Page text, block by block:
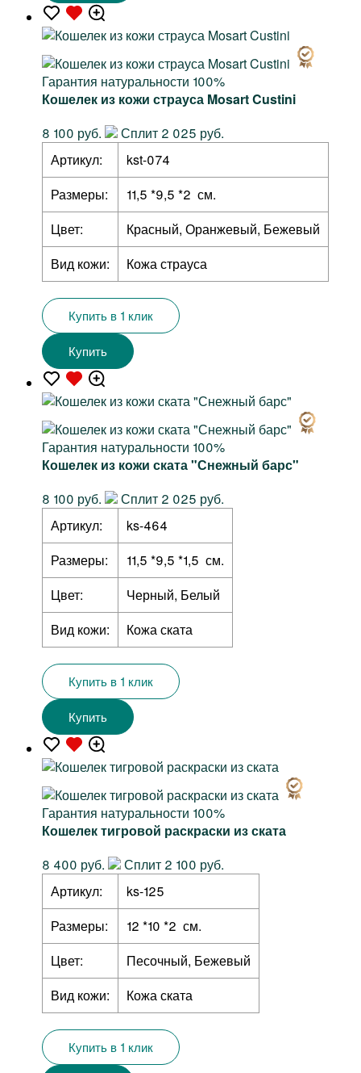
Гарантия натуральности 100%
Кошелек из кожи страуса Mosart Custini
8 100 руб.
Сплит 2 025 руб.
Артикул:
kst-074
Размеры:
11,5 *9,5 *2 см.
Цвет:
Красный, Оранжевый, Бежевый
Вид кожи:
Кожа страуса
Купить в 1 клик
Купить
Гарантия натуральности 100%
Кошелек из кожи ската "Снежный барс"
8 100 руб.
Сплит 2 025 руб.
Артикул:
ks-464
Размеры:
11,5 *9,5 *1,5 см.
Цвет:
Черный, Белый
Вид кожи:
Кожа ската
Купить в 1 клик
Купить
Гарантия натуральности 100%
Кошелек тигровой раскраски из ската
8 400 руб.
Сплит 2 100 руб.
Артикул:
ks-125
Размеры:
12 *10 *2 см.
Цвет:
Песочный, Бежевый
Вид кожи:
Кожа ската
Купить в 1 клик